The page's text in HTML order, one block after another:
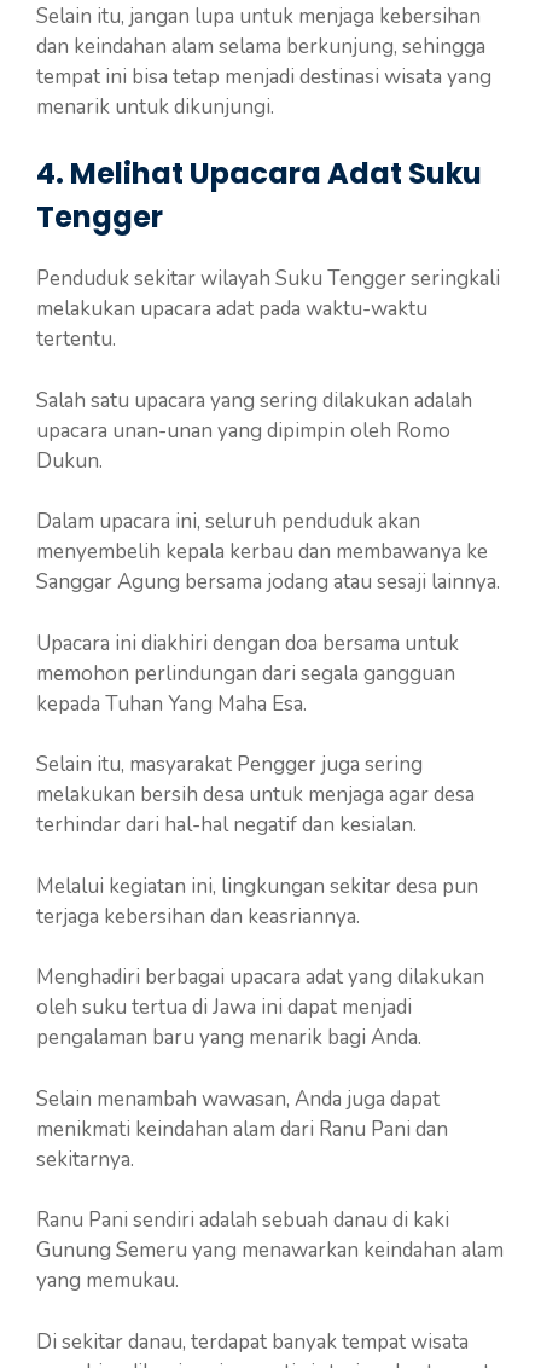
Selain itu, jangan lupa untuk menjaga kebersihan
dan keindahan alam selama berkunjung, sehingga
tempat ini bisa tetap menjadi destinasi wisata yang
menarik untuk dikunjungi.
4. Melihat Upacara Adat Suku
Tengger
Penduduk sekitar wilayah Suku Tengger seringkali
melakukan upacara adat pada waktu-waktu
tertentu.
Salah satu upacara yang sering dilakukan adalah
upacara unan-unan yang dipimpin oleh Romo
Dukun.
Dalam upacara ini, seluruh penduduk akan
menyembelih kepala kerbau dan membawanya ke
Sanggar Agung bersama jodang atau sesaji lainnya.
Upacara ini diakhiri dengan doa bersama untuk
memohon perlindungan dari segala gangguan
kepada Tuhan Yang Maha Esa.
Selain itu, masyarakat Pengger juga sering
melakukan bersih desa untuk menjaga agar desa
terhindar dari hal-hal negatif dan kesialan.
Melalui kegiatan ini, lingkungan sekitar desa pun
terjaga kebersihan dan keasriannya.
Menghadiri berbagai upacara adat yang dilakukan
oleh suku tertua di Jawa ini dapat menjadi
pengalaman baru yang menarik bagi Anda.
Selain menambah wawasan, Anda juga dapat
menikmati keindahan alam dari Ranu Pani dan
sekitarnya.
Ranu Pani sendiri adalah sebuah danau di kaki
Gunung Semeru yang menawarkan keindahan alam
yang memukau.
Di sekitar danau, terdapat banyak tempat wisata